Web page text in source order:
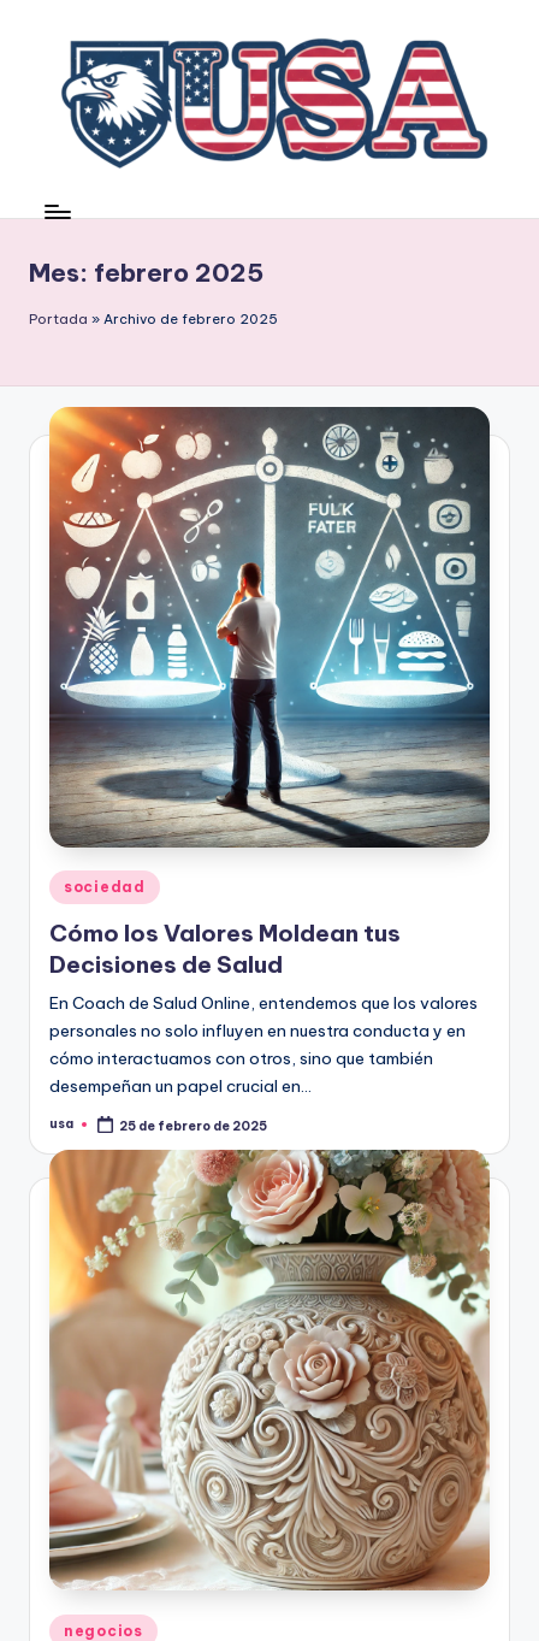
contenido
Mes: febrero 2025
Portada » Archivo de febrero 2025
Publicado
en
sociedad
Cómo los Valores Moldean tus
Decisiones de Salud
En Coach de Salud Online, entendemos que los valores
personales no solo influyen en nuestra conducta y en
cómo interactuamos con otros, sino que también
desempeñan un papel crucial en…
Publicado
usa 25 de febrero de 2025
Publicado
negocios